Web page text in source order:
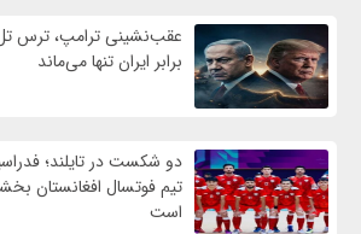
عقب‌نشینی ترامپ، ترس
برابر ایران تنها می‌ماند
دو شکست در تایلند؛
تیم فوتسال افغانستان
است